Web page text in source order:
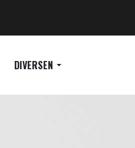
DIVERSEN